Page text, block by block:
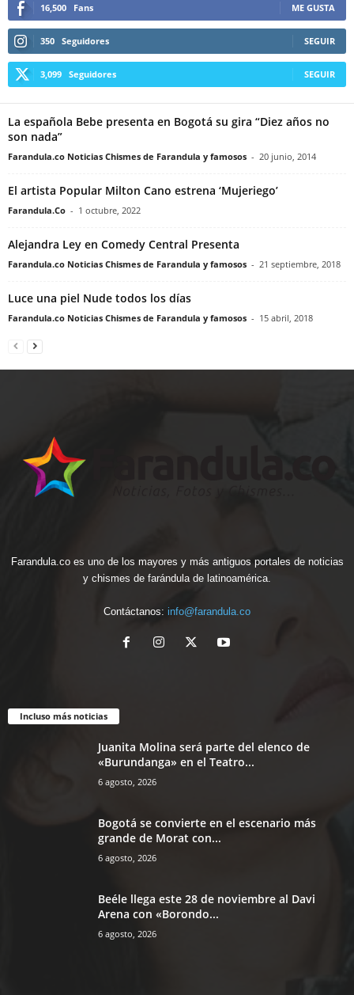
16,500 Fans ME GUSTA
350 Seguidores SEGUIR
3,099 Seguidores SEGUIR
La española Bebe presenta en Bogotá su gira “Diez años no
son nada”
Farandula.co Noticias Chismes de Farandula y famosos - 20 junio, 2014
El artista Popular Milton Cano estrena ‘Mujeriego’
Farandula.Co - 1 octubre, 2022
Alejandra Ley en Comedy Central Presenta
Farandula.co Noticias Chismes de Farandula y famosos - 21 septiembre, 2018
Luce una piel Nude todos los días
Farandula.co Noticias Chismes de Farandula y famosos - 15 abril, 2018
Farandula.co es uno de los mayores y más antiguos portales de noticias
y chismes de farándula de latinoamérica.
Contáctanos: info@farandula.co
Incluso más noticias
Juanita Molina será parte del elenco de
«Burundanga» en el Teatro...
6 agosto, 2026
Bogotá se convierte en el escenario más
grande de Morat con...
6 agosto, 2026
Beéle llega este 28 de noviembre al Davi
Arena con «Borondo...
6 agosto, 2026